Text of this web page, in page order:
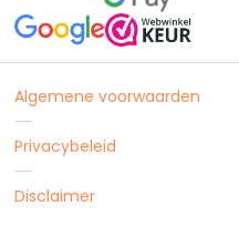
Algemene voorwaarden
Privacybeleid
Disclaimer